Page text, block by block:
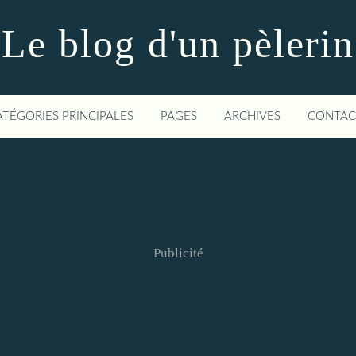
Le blog d'un pèlerin
PRINCIPALES PAGES ARCHIVES
Publicité